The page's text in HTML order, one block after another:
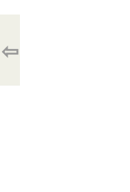
⇦